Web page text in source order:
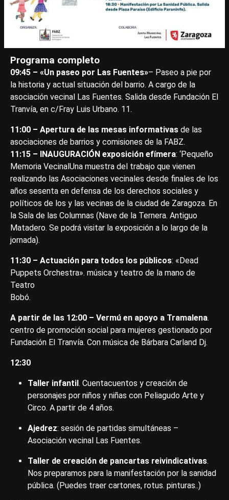
Programa completo
09:45 – «Un paseo por Las Fuentes»– Paseo a pie por
la historia y actual situación del barrio. A cargo de la
asociación vecinal Las Fuentes. Salida desde Fundación El
Tranvía, en c/Fray Luis Urbano. 11.
11:00 – Apertura de las mesas informativas de las
asociaciones de barrios y comisiones de la FABZ.
11:15 – INAUGURACIÓN exposición efímera: ‘Pequeño
Memoria VecinalUna muestra del trabajo que vienen
realizando las Asociaciones vecinales desde finales de los
años sesenta en defensa de los derechos sociales y
políticos de los y las vecinas de la ciudad de Zaragoza. En
la Sala de las Columnas (Nave de la Ternera. Antiguo
Matadero. Se podrá visitar la exposición a lo largo de la
jornada).
11:30 – Actuación para todos los públicos: «Dead
Puppets Orchestra». música y teatro de la mano de
Teatro
Bobó.
A partir de las 12:00 – Vermú en apoyo a Tramalena.
centro de promoción social para mujeres gestionado por
Fundación El Tranvía. Con música de Bárbara Carland Dj.
12:30
Taller infantil. Cuentacuentos y creación de
personajes por niños y niñas con Peliagudo Arte y
Circo. A partir de 4 años.
Ajedrez: sesión de partidas simultáneas –
Asociación vecinal Las Fuentes.
Taller de creación de pancartas reivindicativas.
Nos preparamos para la manifestación por la sanidad
pública. (Puedes traer cartones, rotus. pinturas..)